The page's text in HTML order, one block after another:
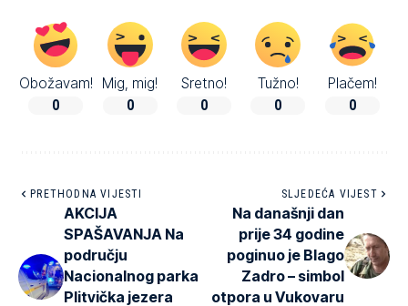
Obožavam!
0
Mig, mig!
0
Sretno!
0
Tužno!
0
Plačem!
0
PRETHODNA VIJESTI
AKCIJA
SPAŠAVANJA Na
području
Nacionalnog parka
Plitvička jezera
SLJEDEĆA VIJEST
Na današnji dan
prije 34 godine
poginuo je Blago
Zadro – simbol
otpora u Vukovaru